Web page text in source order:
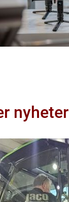
nyheter